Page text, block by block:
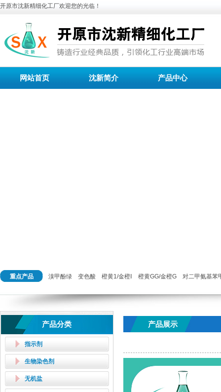
开原市沈新精细化工厂欢迎您的光临！
网站首页 沈新简介 产品中心
重点产品 溴甲酚绿 变色酸 橙黄1/金橙Ⅰ 橙黄GG/金橙G 对二甲氨基苯
产品分类
指示剂
生物染色剂
无机盐
产品展示